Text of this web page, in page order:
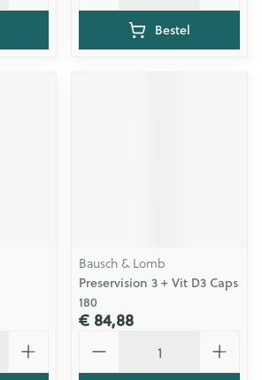
Bestel
Bausch & Lomb
Preservision 3 + Vit D3 Caps
180
€ 84,88